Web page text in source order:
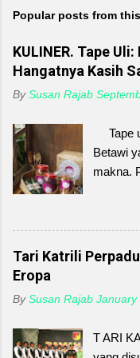
Popular posts from
KULINER. Tape
Hangatnya Kasih
By Susan Rajab
Tape
Betawi
makna.
kasih
budaya
sering
proses
Tari Katrili
Eropa
By Susan Rajab January
T ARI